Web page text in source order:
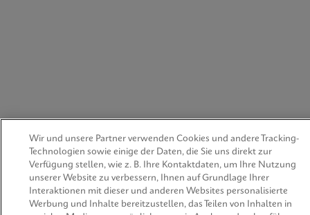
Wir und unsere Partner verwenden Cookies und andere Tracking-
Technologien sowie einige der Daten, die Sie uns direkt zur
Verfügung stellen, wie z. B. Ihre Kontaktdaten, um Ihre Nutzung
unserer Website zu verbessern, Ihnen auf Grundlage Ihrer
Interaktionen mit dieser und anderen Websites personalisierte
Werbung und Inhalte bereitzustellen, das Teilen von Inhalten in